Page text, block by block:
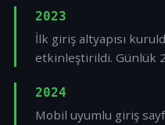
2023
İlk giriş altyapısı
etkinleştirildi. Günlük
2024
Mobil uyumlu giriş